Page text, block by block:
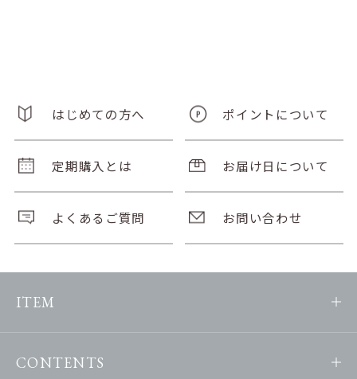
はじめての方へ ポイントについて
定期購入とは お届け日について
よくあるご質問 お問い合わせ
ITEM
CONTENTS